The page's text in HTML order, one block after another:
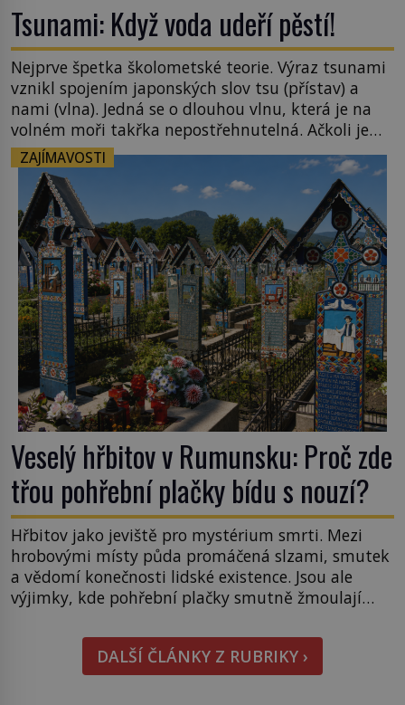
Tsunami: Když voda udeří pěstí!
Nejprve špetka školometské teorie. Výraz tsunami
vznikl spojením japonských slov tsu (přístav) a
nami (vlna). Jedná se o dlouhou vlnu, která je na
volném moři takřka nepostřehnutelná. Ačkoli je
vlnová délka tsunami i 300 kilometrů, výška vlny
na volném moři je maximálně 1,5 metru. Máme se
podobné obří vlny obávat i v Evropě? Vznik
tsunami si […]
ZAJÍMAVOSTI
Veselý hřbitov v Rumunsku: Proč zde
třou pohřební plačky bídu s nouzí?
Hřbitov jako jeviště pro mystérium smrti. Mezi
hrobovými místy půda promáčená slzami, smutek
a vědomí konečnosti lidské existence. Jsou ale
výjimky, kde pohřební plačky smutně žmoulají
pohledu na výši vyměřené podpory
v nezaměstnanosti. Kam vás pozveme? Unikátní
hřbitov, který si vysloužil název „Veselý“, najdeme
DALŠÍ ČLÁNKY Z RUBRIKY ›